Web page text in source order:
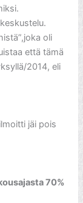
oli
että tämä
2014, eli
jäi pois
70%